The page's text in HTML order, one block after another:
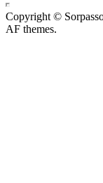
Copyright ©
AF themes.